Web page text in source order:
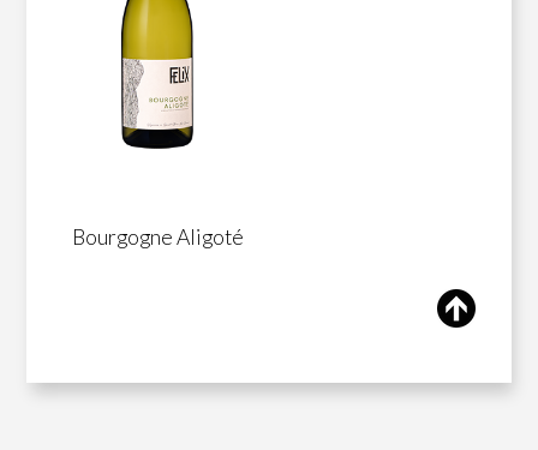
Bourgogne Aligoté